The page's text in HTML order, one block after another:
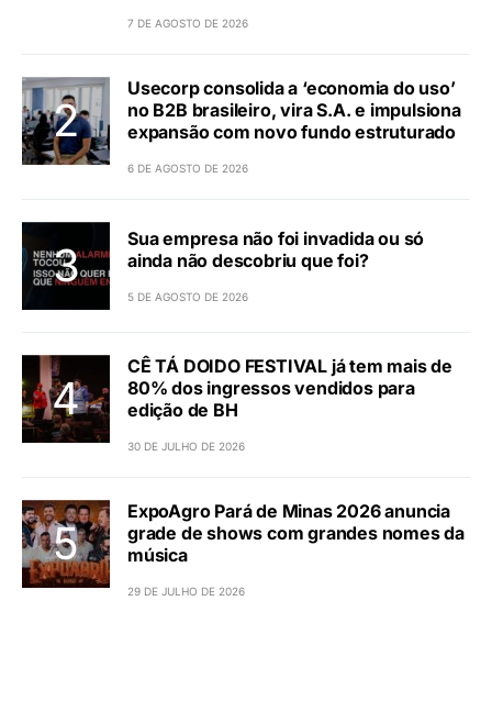
7 DE AGOSTO DE 2026
Usecorp consolida a ‘economia do uso’
no B2B brasileiro, vira S.A. e impulsiona
expansão com novo fundo estruturado
6 DE AGOSTO DE 2026
Sua empresa não foi invadida ou só
ainda não descobriu que foi?
5 DE AGOSTO DE 2026
CÊ TÁ DOIDO FESTIVAL já tem mais de
80% dos ingressos vendidos para
edição de BH
30 DE JULHO DE 2026
ExpoAgro Pará de Minas 2026 anuncia
grade de shows com grandes nomes da
música
29 DE JULHO DE 2026